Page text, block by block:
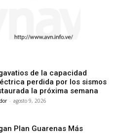
de la capacidad
perdida por los sismos
la próxima semana
- agosto 9, 2026
Plan Guarenas Más